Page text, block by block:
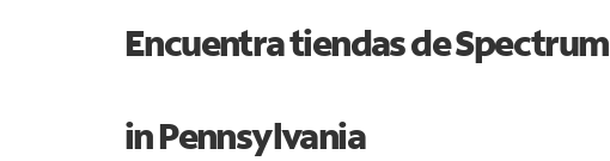
Encuentra tiendas de Spectrum
in Pennsylvania